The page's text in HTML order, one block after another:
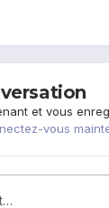
et vous
vous